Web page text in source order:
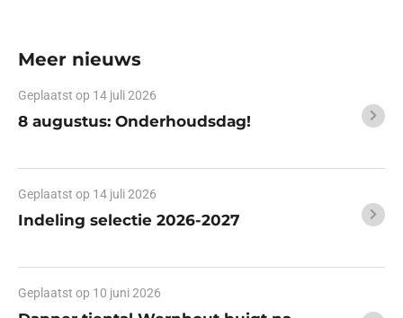
Meer nieuws
Geplaatst op 14 juli 2026
8 augustus: Onderhoudsdag!
Geplaatst op 14 juli 2026
Indeling selectie 2026-2027
Geplaatst op 10 juni 2026